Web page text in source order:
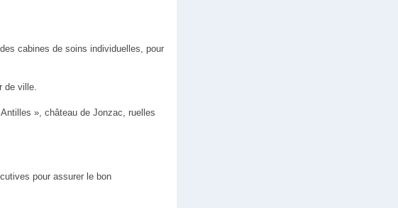
cabines de soins individuelles, pour
de ville.
», château de Jonzac, ruelles
pour assurer le bon